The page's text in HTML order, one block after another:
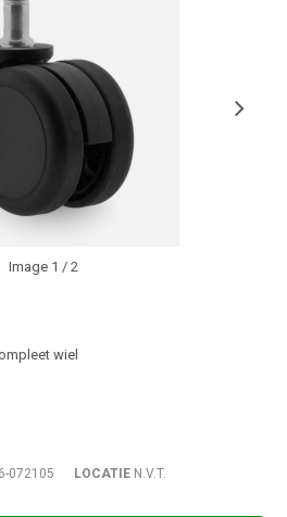
Image 1 / 2
wiel
072105 LOCATIE N.V.T.